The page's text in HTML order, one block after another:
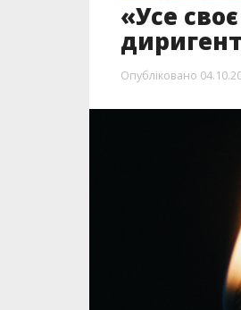
«Усе
Опубліковано